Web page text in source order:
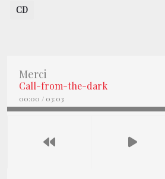
CD
Merci
Call-from-the-dark
00:00 / 03:03